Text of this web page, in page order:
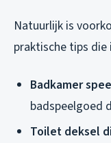
Natuurlijk is
praktische tips die
Badkamer
badspeelgoed
Toilet deksel